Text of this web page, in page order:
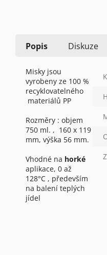
Popis Diskuze
Misky jsou
vyrobeny ze 100 %
recyklovatelného
materiálů PP
Rozměry : objem
750 ml. , 160 x 119
mm, výška 56 mm.
Vhodné na horké
aplikace, 0 až
128°C , především
na balení teplých
jídel